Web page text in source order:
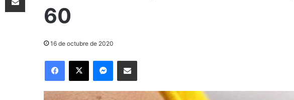
60
16 de octubre de 2020
Facebook
X MessengerCompartir por correo electrónico